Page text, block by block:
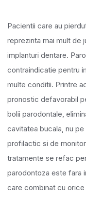
Pacientii care au
reprezinta mai mult de
implanturi dentare.
contraindicatie pentru
multe conditii. Printre
pronostic defavorabil
bolii parodontale,
cavitatea bucala, nu
profilactic si de
tratamente se refac
parodontoza este fara
care combinat cu orice